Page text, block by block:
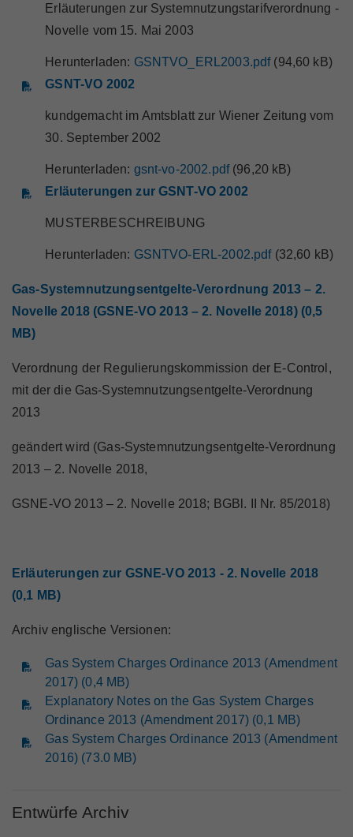
Erläuterungen zur Systemnutzungstarifverordnung -
Novelle vom 15. Mai 2003
Herunterladen: GSNTVO_ERL2003.pdf(94,60 kB)
GSNT-VO 2002
kundgemacht im Amtsblatt zur Wiener Zeitung vom
30. September 2002
Herunterladen: gsnt-vo-2002.pdf(96,20 kB)
Erläuterungen zur GSNT-VO 2002
MUSTERBESCHREIBUNG
Herunterladen: GSNTVO-ERL-2002.pdf(32,60 kB)
Gas-Systemnutzungsentgelte-Verordnung 2013 – 2.
Novelle 2018 (GSNE-VO 2013 – 2. Novelle 2018) (0,5
MB)
Verordnung der Regulierungskommission der E-Control,
mit der die Gas-Systemnutzungsentgelte-Verordnung
2013
geändert wird (Gas-Systemnutzungsentgelte-Verordnung
2013 – 2. Novelle 2018,
GSNE-VO 2013 – 2. Novelle 2018; BGBl. II Nr. 85/2018)
Erläuterungen zur GSNE-VO 2013 - 2. Novelle 2018
(0,1 MB)
Archiv englische Versionen:
Gas System Charges Ordinance 2013 (Amendment
2017) (0,4 MB)
Explanatory Notes on the Gas System Charges
Ordinance 2013 (Amendment 2017) (0,1 MB)
Gas System Charges Ordinance 2013 (Amendment
2016) (73.0 MB)
Entwürfe Archiv